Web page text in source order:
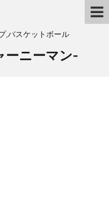
,バスケットボール
ニーマン-